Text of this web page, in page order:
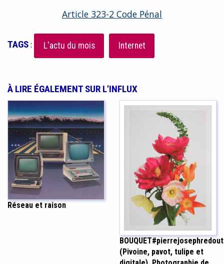
Article 323-2 Code Pénal
TAGS: L'actu du mois Internet
À LIRE ÉGALEMENT SUR L'INFLUX
Réseau et raison
(Pivoine, pavot, tulipe et